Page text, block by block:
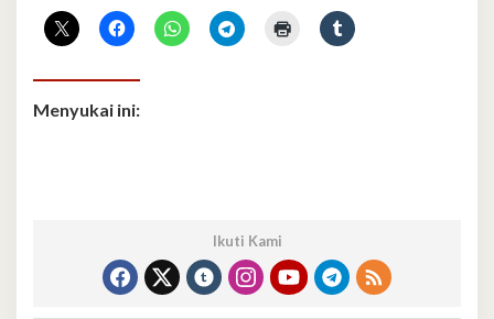
Menyukai ini:
Ikuti Kami